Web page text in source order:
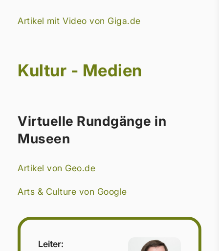
Artikel mit Video von Giga.de
Kultur - Medien
Virtuelle Rundgänge in
Museen
Artikel von Geo.de
Arts & Culture von Google
Leiter: